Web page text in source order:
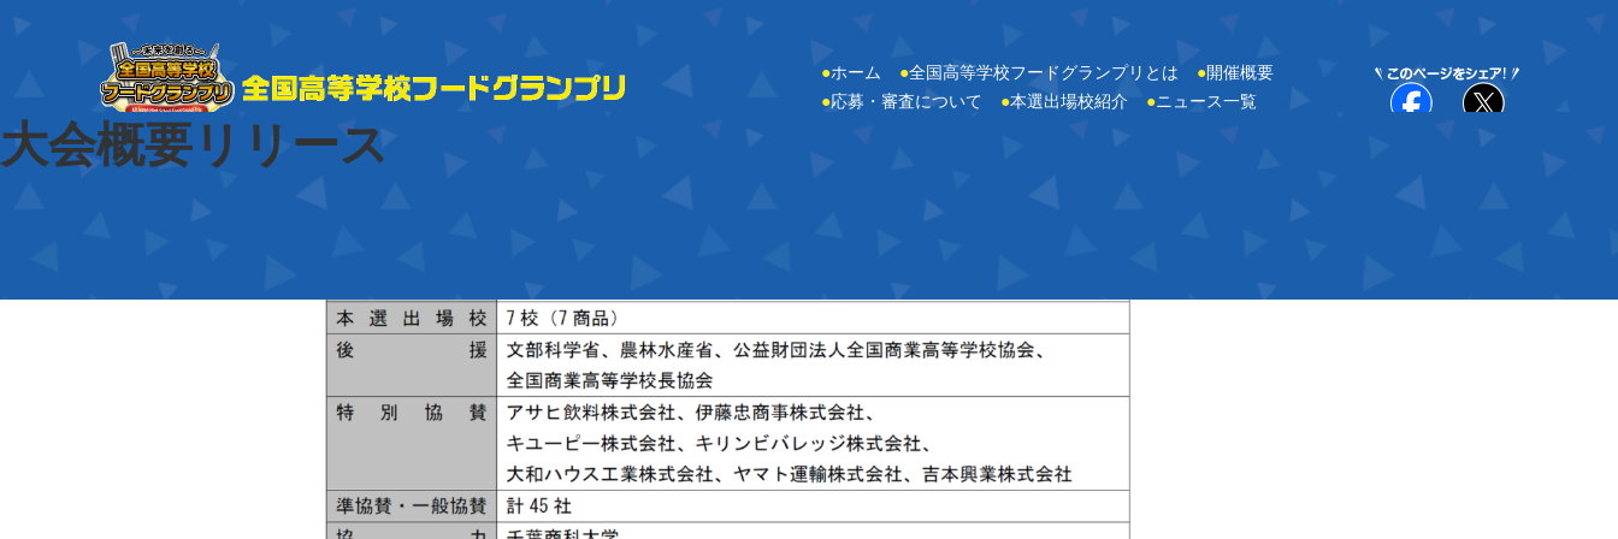
●ホーム ●全国高等学校フードグランプリとは ●開催概要
●応募・審査について ●本選出場校紹介 ●ニュース一覧
大会概要リリース
稿
2023年1月25日
フ
1280 × 699